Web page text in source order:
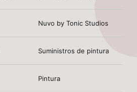
Nuvo by Tonic Studios
Suministros de pintura
Pintura